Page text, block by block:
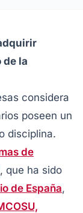
de la
considera
poseen un
disciplina.
de
, que ha sido
de España,